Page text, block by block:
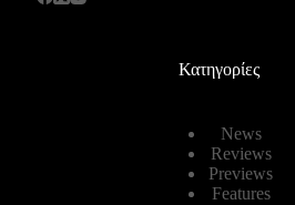
Κατηγορίες
News
Reviews
Previews
Features